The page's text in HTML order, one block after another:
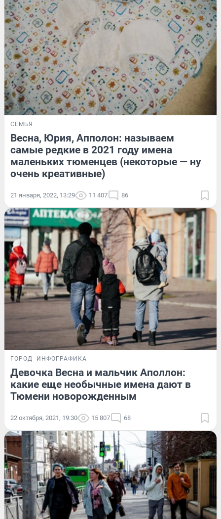
СЕМЬЯ
Весна, Юрия, Апполон: называем
самые редкие в 2021 году имена
маленьких тюменцев (некоторые — ну
очень креативные)
21 января, 2022, 13:29 11 407 86
ГОРОД ИНФОГРАФИКА
Девочка Весна и мальчик Аполлон:
какие еще необычные имена дают в
Тюмени новорожденным
22 октября, 2021, 19:30 15 807 68